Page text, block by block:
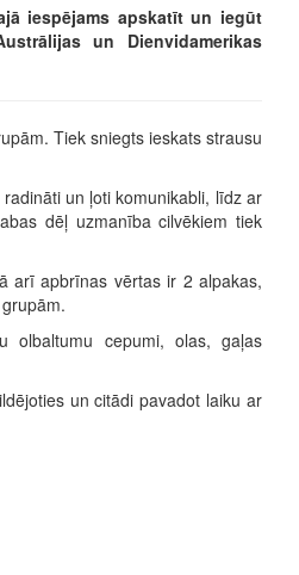
iespējams apskatīt un iegūt
un Dienvidamerikas
Tiek sniegts ieskats strausu
un ļoti komunikabli, līdz ar
dēļ uzmanība cilvēkiem tiek
arī apbrīnas vērtas ir 2 alpakas,
olbaltumu cepumi, olas, gaļas
un citādi pavadot laiku ar